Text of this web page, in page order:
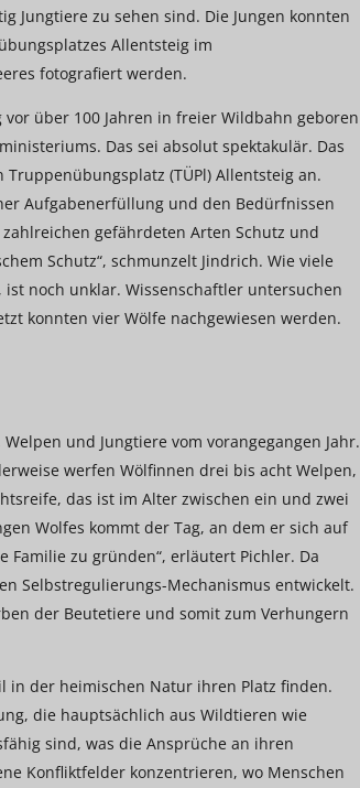
Jungtiere zu sehen sind. Die Jungen konnten
Allentsteig im
fotografiert werden.
über 100 Jahren in freier Wildbahn geboren
Das sei absolut spektakulär. Das
(TÜPl) Allentsteig an.
Aufgabenerfüllung und den Bedürfnissen
gefährdeten Arten Schutz und
Schutz“, schmunzelt Jindrich. Wie viele
noch unklar. Wissenschaftler untersuchen
konnten vier Wölfe nachgewiesen werden.
und Jungtiere vom vorangegangen Jahr.
werfen Wölfinnen drei bis acht Welpen,
das ist im Alter zwischen ein und zwei
Wolfes kommt der Tag, an dem er sich auf
zu gründen“, erläutert Pichler. Da
Selbstregulierungs-Mechanismus entwickelt.
der Beutetiere und somit zum Verhungern
in der heimischen Natur ihren Platz finden.
die hauptsächlich aus Wildtieren wie
sind, was die Ansprüche an ihren
Konfliktfelder konzentrieren, wo Menschen